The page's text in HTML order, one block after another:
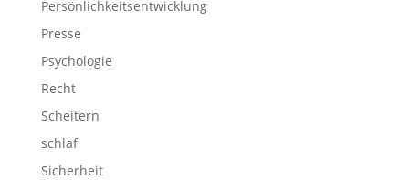
Persönlichkeitsentwicklung
Presse
Psychologie
Recht
Scheitern
schlaf
Sicherheit